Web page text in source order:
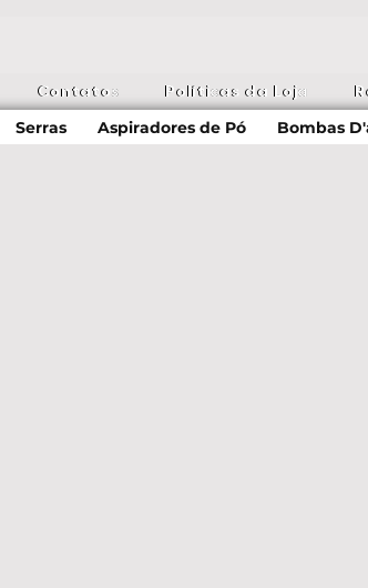
Contatos Políticas da Loja
Serras Aspiradores de Pó Bombas